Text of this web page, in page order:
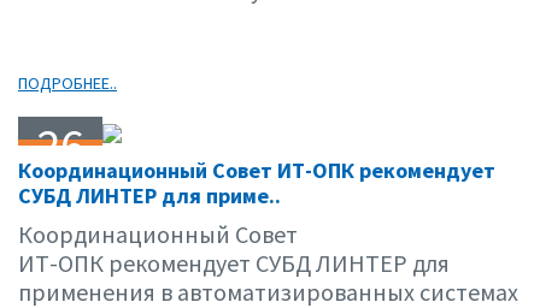
ПОДРОБНЕЕ..
26
03.13
Координационный Совет ИТ-ОПК рекомендует
СУБД ЛИНТЕР для приме..
Координационный Совет
ИТ-ОПК рекомендует СУБД ЛИНТЕР для
применения в автоматизированных системах